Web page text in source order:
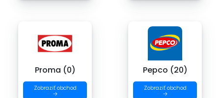
Proma (0)
Zobraziť obchod
→
Pepco (20)
Zobraziť obchod
→